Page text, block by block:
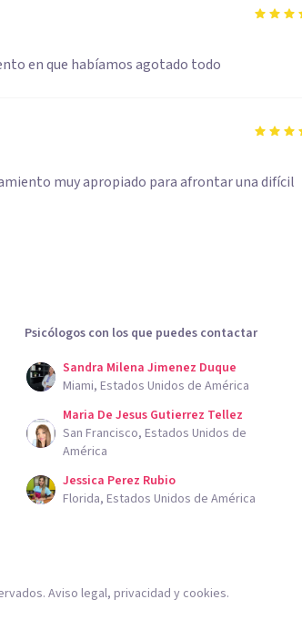
en que habíamos agotado todo
muy apropiado para afrontar una difícil
Psicólogos con los que puedes contactar
Sandra Milena Jimenez Duque
Miami, Estados Unidos de América
Maria De Jesus Gutierrez Tellez
San Francisco, Estados Unidos de
América
Jessica Perez Rubio
Florida, Estados Unidos de América
Aviso legal, privacidad y cookies.